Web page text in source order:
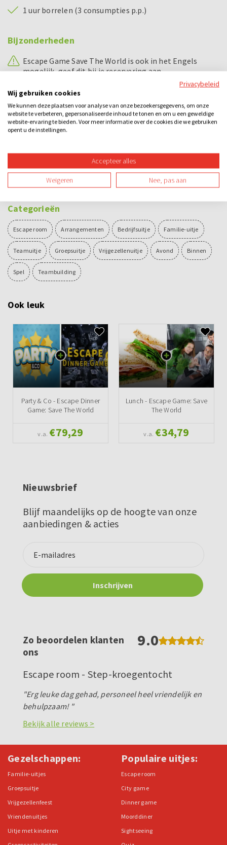
1 uur borrelen (3 consumpties p.p.)
Bijzonderheden
Escape Game Save The World is ook in het Engels
mogelijk, geef dit bij je reservering aan.
Voorbeeld dagindeling
16.00 - 16.15 uur
Uitleg Escape Game Save The World
Prijsuitreiking
18.00 - 19.00 uur
Categorieën
Escape room Arrangementen Bedrijfsuitje Familie-uitje
Teamuitje Groepsuitje Vrijgezellenuitje Avond Binnen
Spel Teambuilding
Ook leuk
Party & Co - Escape Dinner
Game: Save The World
v.a. €79,29
Lunch - Escape Game: Save
The World
v.a. €34,79
Nieuwsbrief
Blijf maandelijks op de hoogte van onze
aanbiedingen & acties
Zo beoordelen klanten
ons
9.0
Escape room - Step-kroegentocht
"Erg leuke dag gehad, personeel heel vriendelijk en
behulpzaam! "
Bekijk alle reviews >
Gezelschappen:
Familie-uitjes
Groepsuitje
Vrijgezellenfeest
Vriendenuitjes
Uitje met kinderen
Populaire uitjes:
Escape room
City game
Dinner game
Moorddiner
Sightseeing
Privacybeleid
Wij gebruiken cookies
We kunnen deze plaatsen voor analyse van onze bezoekersgegevens, om onze
website te verbeteren, gepersonaliseerde inhoud te tonen en om u een geweldige
website-ervaring te bieden. Voor meer informatie over de cookies die we gebruiken
opent u de instellingen.
Accepteer alles
Weigeren Nee, pas aan